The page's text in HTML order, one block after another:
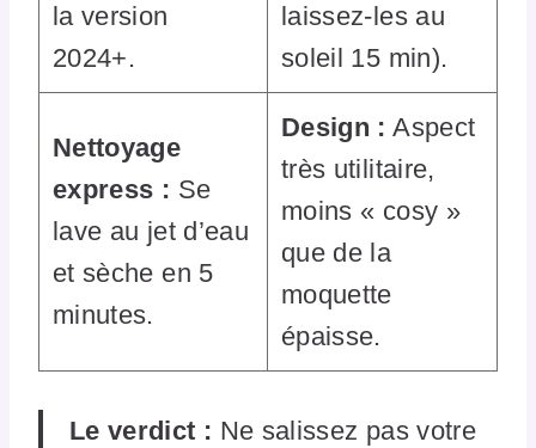
la version
2024+.
laissez-les au
soleil 15 min).
Nettoyage
express : Se
lave au jet d’eau
et sèche en 5
minutes.
Design : Aspect
très utilitaire,
moins « cosy »
que de la
moquette
épaisse.
Le verdict : Ne salissez pas votre